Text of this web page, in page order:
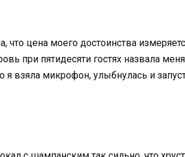
что цена моего достоинства
при пятидесяти гостях назвала
взяла микрофон, улыбнулась и